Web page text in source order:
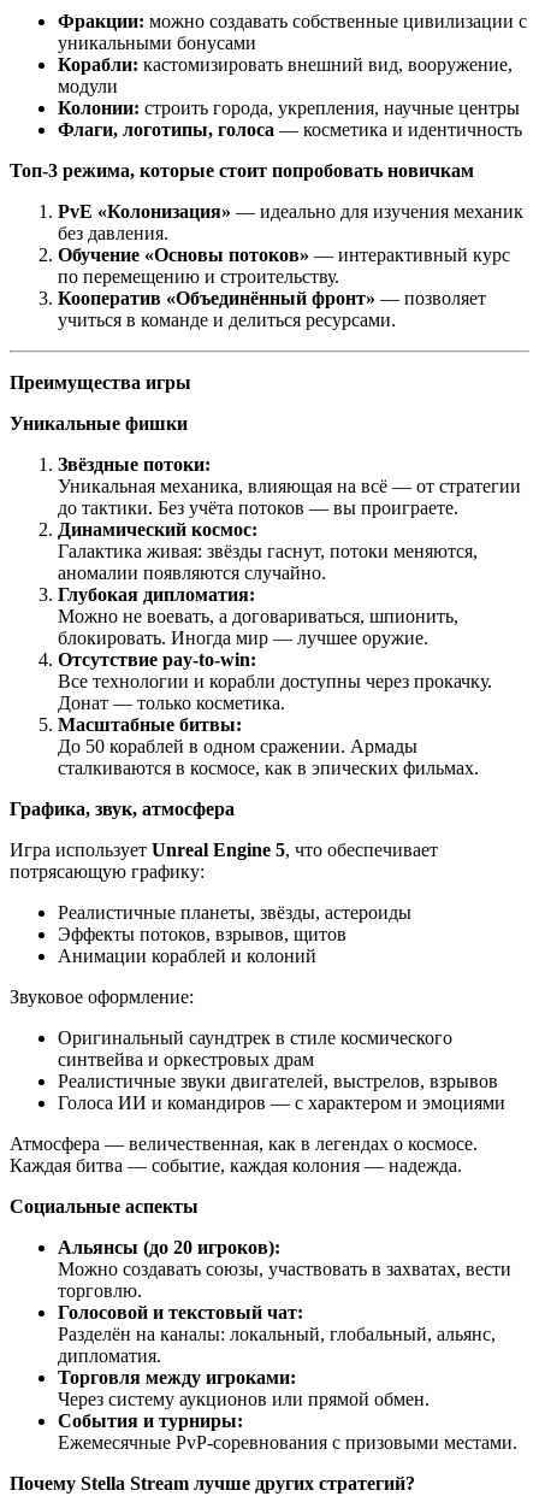
Фракции: можно создавать собственные цивилизации с
уникальными бонусами
Корабли: кастомизировать внешний вид, вооружение,
модули
Колонии: строить города, укрепления, научные центры
Флаги, логотипы, голоса — косметика и идентичность
Топ-3 режима, которые стоит попробовать новичкам
PvE «Колонизация» — идеально для изучения механик
без давления.
Обучение «Основы потоков» — интерактивный курс
по перемещению и строительству.
Кооператив «Объединённый фронт» — позволяет
учиться в команде и делиться ресурсами.
Преимущества игры
Уникальные фишки
Звёздные потоки:
Уникальная механика, влияющая на всё — от стратегии
до тактики. Без учёта потоков — вы проиграете.
Динамический космос:
Галактика живая: звёзды гаснут, потоки меняются,
аномалии появляются случайно.
Глубокая дипломатия:
Можно не воевать, а договариваться, шпионить,
блокировать. Иногда мир — лучшее оружие.
Отсутствие pay-to-win:
Все технологии и корабли доступны через прокачку.
Донат — только косметика.
Масштабные битвы:
До 50 кораблей в одном сражении. Армады
сталкиваются в космосе, как в эпических фильмах.
Графика, звук, атмосфера
Игра использует Unreal Engine 5, что обеспечивает
потрясающую графику:
Реалистичные планеты, звёзды, астероиды
Эффекты потоков, взрывов, щитов
Анимации кораблей и колоний
Звуковое оформление:
Оригинальный саундтрек в стиле космического
синтвейва и оркестровых драм
Реалистичные звуки двигателей, выстрелов, взрывов
Голоса ИИ и командиров — с характером и эмоциями
Атмосфера — величественная, как в легендах о космосе.
Каждая битва — событие, каждая колония — надежда.
Социальные аспекты
Альянсы (до 20 игроков):
Можно создавать союзы, участвовать в захватах, вести
торговлю.
Голосовой и текстовый чат:
Разделён на каналы: локальный, глобальный, альянс,
дипломатия.
Торговля между игроками:
Через систему аукционов или прямой обмен.
События и турниры:
Ежемесячные PvP-соревнования с призовыми местами.
Почему Stella Stream лучше других стратегий?